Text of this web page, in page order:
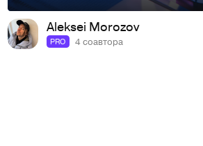
Aleksei Morozov
PRO 4 соавтора